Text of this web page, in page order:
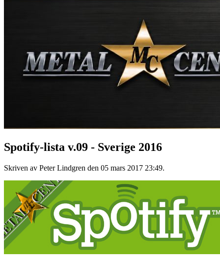
Spotify-lista v.09 - Sverige 2016
Skriven av Peter Lindgren den 05 mars 2017 23:49.